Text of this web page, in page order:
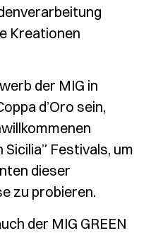
Kreationen
der MIG in
d’Oro sein,
Sicilia” Festivals, um
dieser
zu probieren.
der MIG GREEN